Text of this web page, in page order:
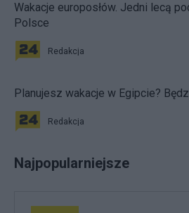
Wakacje europosłów. Jedni lecą
Polsce
Redakcja
Planujesz wakacje w Egipcie?
Redakcja
Najpopularniejsze